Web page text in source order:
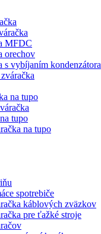
MFDC
orechov
s vybíjaním kondenzátora
na tupo
tupo
na tupo
spotrebiče
káblových zväzkov
pre ťažké stroje